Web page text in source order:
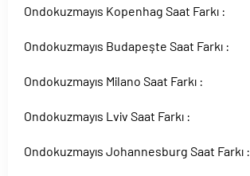
Ondokuzmayıs Kopenhag Saat Farkı :
Ondokuzmayıs Budapeşte Saat Farkı :
Ondokuzmayıs Milano Saat Farkı :
Ondokuzmayıs Lviv Saat Farkı :
Ondokuzmayıs Johannesburg Saat Farkı :